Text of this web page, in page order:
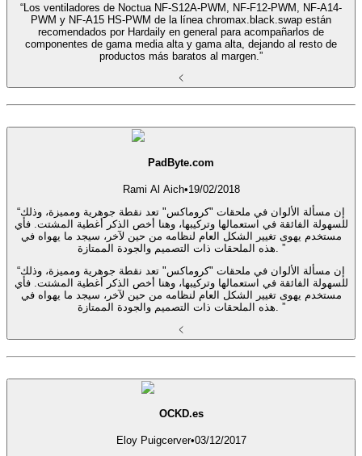
“Los ventiladores de Noctua NF-S12A-PWM, NF-F12-PWM, NF-A14-
PWM y NF-A15 HS-PWM de la línea chromax.black.swap están
recomendados por Hardaily en general para acompañarlos de
componentes de gama media alta y gama alta, dejando al resto de
productos más baratos al margen.”
PadByte.com
Rami Al Aich•19/02/2018
“إن مسألة الألوان في ملحقات "كروماكس" تعد نقطة جوهرية ومميزة، وذلك
للسهولة الفائقة في استعمالها وتركيبها، وهنا أخص الذكر أغطية المشتت. فأي
مستخدم يهوى تغيير الشكل العام لنظامه من حين لآخر، سيجد ما يهواه في
هذه الملحقات ذات التصميم والجودة الممتازة. ”
“إن مسألة الألوان في ملحقات "كروماكس" تعد نقطة جوهرية ومميزة، وذلك
للسهولة الفائقة في استعمالها وتركيبها، وهنا أخص الذكر أغطية المشتت. فأي
مستخدم يهوى تغيير الشكل العام لنظامه من حين لآخر، سيجد ما يهواه في
هذه الملحقات ذات التصميم والجودة الممتازة. ”
OCKD.es
Eloy Puigcerver•03/12/2017